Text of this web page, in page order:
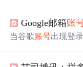
解决方案包括等待
重、主动申诉等。
Google邮箱账
当谷歌账号出现登